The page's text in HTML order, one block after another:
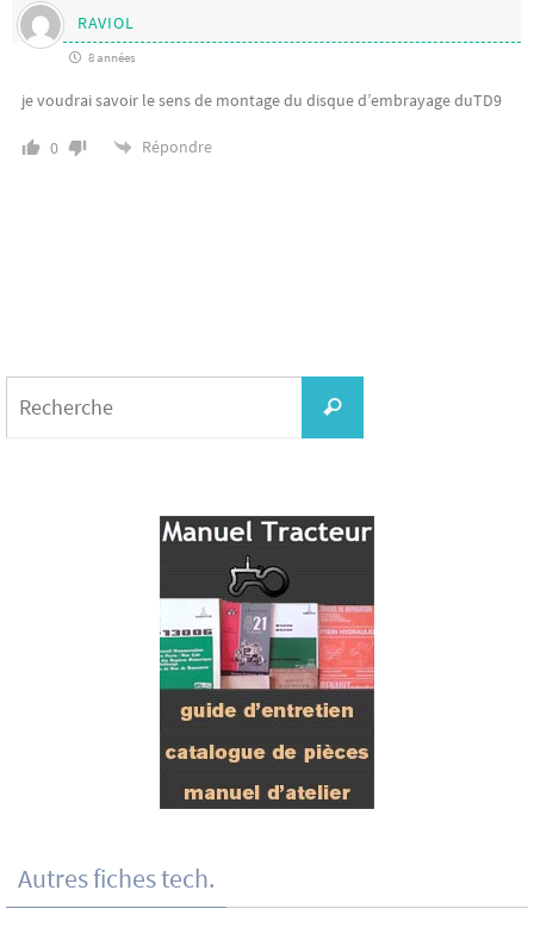
RAVIOL
8 années
je voudrai savoir le sens de montage du disque d’embrayage duTD9
0 Répondre
Recherche
Autres fiches tech.